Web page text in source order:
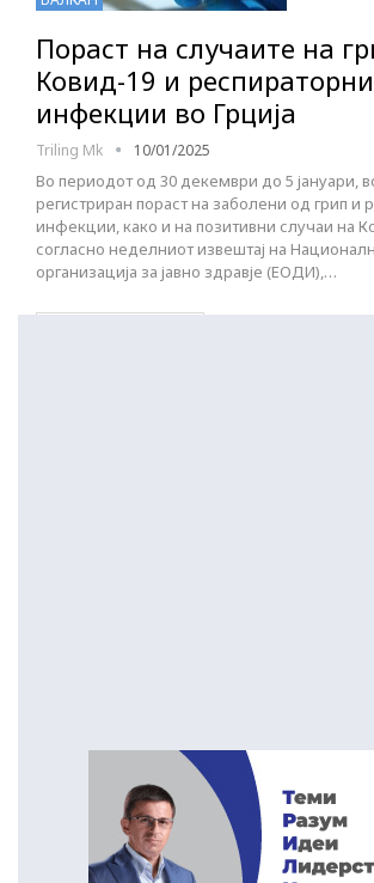
Пораст на случаите на
Ковид-19 и респираторни
инфекции во Грција
Triling Mk 10/01/2025
Во периодот од 30 декември до 5 јануари,
регистриран пораст на заболени од грип и
инфекции, како и на позитивни случаи на
согласно неделниот извештај на
организација за јавно здравје (ЕОДИ),…